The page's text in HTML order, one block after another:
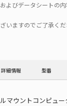
よびデータシートの
いますのでご了承く
詳細情報 型番
マウントコンピュ